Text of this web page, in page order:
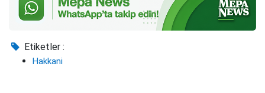
Etiketler :
Hakkani